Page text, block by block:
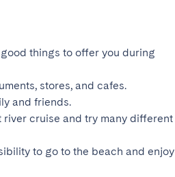
things to offer you during
stores, and cafes.
and friends.
river cruise and try many different
to go to the beach and enjoy